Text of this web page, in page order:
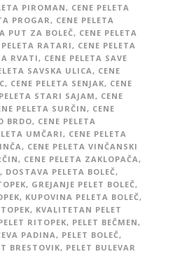
PIROMAN, CENE PELETA
PROGAR, CENE PELETA
PUT ZA BOLEČ, CENE PELETA
PELETA RATARI, CENE PELETA
RVATI, CENE PELETA SAVE
SAVSKA ULICA, CENE
, CENE PELETA SENJAK, CENE
STARI SAJAM, CENE
PELETA SURČIN, CENE
BRDO, CENE PELETA
UMČARI, CENE PELETA
, CENE PELETA VINČANSKI
, CENE PELETA ZAKLOPAČA,
, DOSTAVA PELETA BOLEČ,
, GREJANJE PELET BOLEČ,
, KUPOVINA PELETA BOLEČ,
, KVALITETAN PELET
RITOPEK, PELET BEČMEN,
PADINA, PELET BOLEČ,
BRESTOVIK, PELET BULEVAR